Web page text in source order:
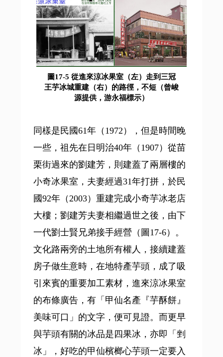
圖17-5 從進來涼冰果室（左）走到三冠
王芋冰城重建（右）的路徑，不短（曾峻
源提供，游永福標示）
同樣是民國61年（1972），但是時間晚
一些，祖先在日明治40年（1907）從苗
栗街過來的劉建芳，則建蓋了兩層樓的
小奇冰果室，夫妻經過31年打拼，於民
國92年（2003）重建完成小奇芋冰老店
大樓；劉建芳夫妻相繼過世之後，由下
一代劉士賢兄弟接手經營（圖17-6）。
文化路兩旁的土地所有權人，接續建蓋
房子做生意時，在地特產芋頭，成了吸
引來賓的重要加工素材，進來涼冰果室
的布條廣告，有「甲仙名產『芋酥餅』
美味可口」的文字，便可見證。而更早
與芋頭有關的冰品是四果冰，亦即「剉
冰」，好吃的甲仙檳榔心芋頭一定要入